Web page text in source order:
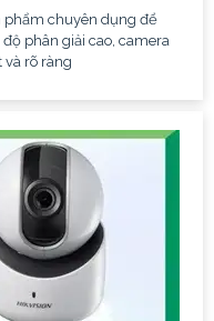
phẩm chuyên dụng để
phân giải cao, camera
và rõ ràng